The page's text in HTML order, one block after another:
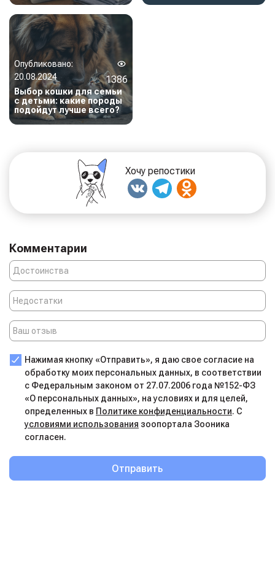
Опубликовано:
20.08.2024
1386
Выбор кошки для семьи
с детьми: какие породы
подойдут лучше всего?
Хочу репостики
Комментарии
Нажимая кнопку «Отправить», я даю свое согласие на
обработку моих персональных данных, в соответствии
с Федеральным законом от 27.07.2006 года №152-ФЗ
«О персональных данных», на условиях и для целей,
определенных в Политике конфиденциальности. С
условиями использования зоопортала Зооника
согласен.
Отправить